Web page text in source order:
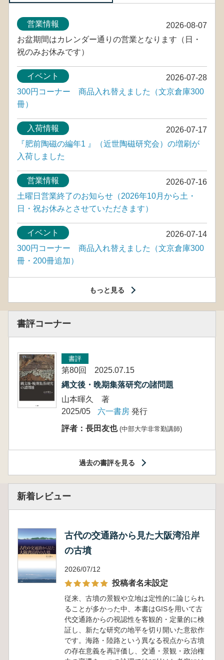
2026-08-07
営業情報
お盆期間はカレンダー通りの営業となります（日・
祝のみお休みです）
2026-07-28
イベント
300円コーナー 商品入れ替えました（文京倉庫300
冊）
2026-07-17
入荷情報
『肥前陶磁の編年1 』（近世陶磁研究会）の増刷が
入荷しました
2026-07-16
営業情報
土曜日営業終了のお知らせ（2026年10月から土・
日・祝お休みとさせていただきます）
2026-07-14
イベント
300円コーナー 商品入れ替えました（文京倉庫300
冊・200冊追加）
もっと見る
書評コーナー
書評
第80回 2025.07.15
縄文後・晩期集落研究の諸問題
山本暉久 著
2025/05
六一書房 発行
評者：長田友也 (中部大学非常勤講師)
過去の書評を見る
新着レビュー
古代の交通路から見た大阪湾沿岸
の古墳
2026/07/12
投稿者名未設定
従来、古墳の景観や立地は定性的に論じられ
ることが多かった中、本書はGISを用いて古
代交通路からの視認性を客観的・定量的に検
証し、新たな研究の地平を切り開いた意欲作
です。海路・陸路という異なる視点から古墳
の存在意義を再評価し、交通・景観・政治権